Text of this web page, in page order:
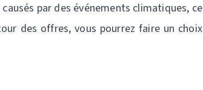
par des événements climatiques, ce
des offres, vous pourrez faire un choix